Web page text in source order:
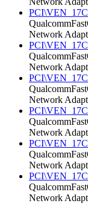
Network
Network
Network
Network
Network
Network